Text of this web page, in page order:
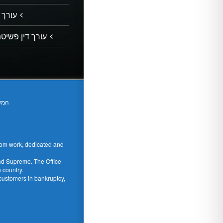
עורך דין
work, dedicated and
Supreme. The Office
in bankruptcy,